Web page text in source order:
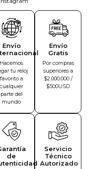
Envío
Hacemos
tu reloj
favorito a
cualquier
parte del
mundo
Envío
Gratis
Por compras
superiores a
$2.000.000 /
$500USD
de
Servicio
Técnico
Autorizado